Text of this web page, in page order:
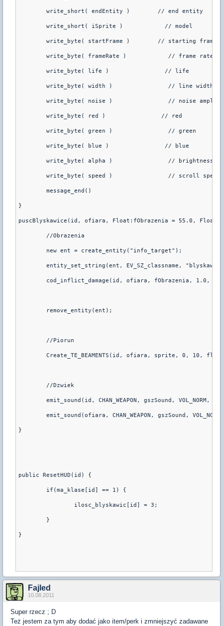
	write_short( endEntity )        // end entity
	write_short( iSprite )            // model
	write_byte( startFrame )        // starting frame
	write_byte( frameRate )            // frame rate
	write_byte( life )                // life
	write_byte( width )                // line width
write_byte( noise )                // noise
	write_byte( red )                // red
	write_byte( green )                // green
	write_byte( blue )                // blue
	write_byte( alpha )                // brightness
	write_byte( speed )                // scroll speed
	message_end()
}
puscBlyskawice(id, ofiara, Float:fObrazenia = 55.0,
	//Obrazenia
	new ent = create_entity("info_target");
entity_set_string(ent, EV_SZ_classname,
cod_inflict_damage(id, ofiara, fObrazenia, 1.0,
	remove_entity(ent);
	//Piorun
Create_TE_BEAMENTS(id, ofiara, sprite, 0, 10,
	//Dzwiek
emit_sound(id, CHAN_WEAPON, gszSound, VOL_NORM,
emit_sound(ofiara, CHAN_WEAPON, gszSound,
}
public ResetHUD(id) {
		ilosc_blyskawic[id] = 3;
	}
}
Fajled
10.08.2011
Super rzecz ; D
Też jestem za tym aby dodać jako item/perk i zmniejszyć zadawane